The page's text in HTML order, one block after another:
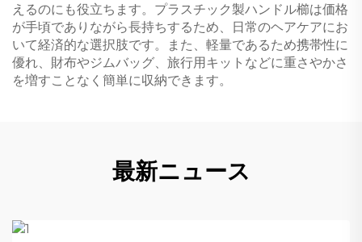
えるのにも役立ちます。プラスチック製ハンドル櫛は価格
が手頃でありながら長持ちするため、日常のヘアケアにお
いて経済的な選択肢です。また、軽量であるため携帯性に
優れ、財布やジムバッグ、旅行用キットなどに重さやかさ
を増すことなく簡単に収納できます。
最新ニュース